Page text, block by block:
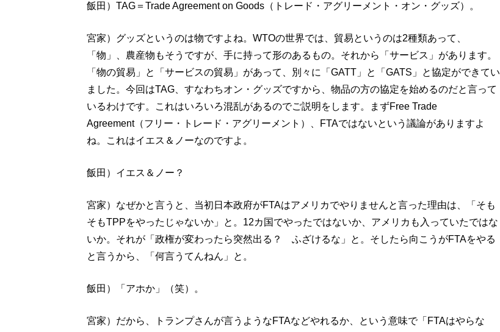
飯田）TAG＝Trade Agreement on Goods（トレード・アグリーメント・オン・グッズ）。
宮家）グッズというのは物ですよね。WTOの世界では、貿易というのは2種類あって、
「物」、農産物もそうですが、手に持って形のあるもの。それから「サービス」があります。
「物の貿易」と「サービスの貿易」があって、別々に「GATT」と「GATS」と協定ができてい
ました。今回はTAG、すなわちオン・グッズですから、物品の方の協定を始めるのだと言って
いるわけです。これはいろいろ混乱があるのでご説明をします。まずFree Trade
Agreement（フリー・トレード・アグリーメント）、FTAではないという議論がありますよ
ね。これはイエス＆ノーなのですよ。
飯田）イエス＆ノー？
宮家）なぜかと言うと、当初日本政府がFTAはアメリカでやりませんと言った理由は、「そも
そもTPPをやったじゃないか」と。12カ国でやったではないか、アメリカも入っていたではな
いか。それが「政権が変わったら突然出る？ ふざけるな」と。そしたら向こうがFTAをやる
と言うから、「何言うてんねん」と。
飯田）「アホか」（笑）。
宮家）だから、トランプさんが言うようなFTAなどやれるか、という意味で「FTAはやらな